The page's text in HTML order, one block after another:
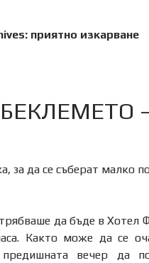
приятно изкарване
за да се съберат малко
да бъде в Хотел
Както може да се
предишната вечер да